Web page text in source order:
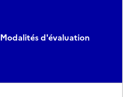
Modalités d'évaluation